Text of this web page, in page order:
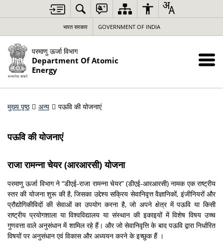
भारत सरकार GOVERNMENT OF INDIA
परमाणु ऊर्जा विभाग
Department Of Atomic
Energy
मुख्य पृष्ठ अन्य पऊवि की योजनाएं
पऊवि की योजनाएं
राजा रामन्ना चेयर (आरआरसी) योजना
परमाणु ऊर्जा विभाग ने “डीएई-राजा रामन्ना चेयर” (डीएई-आरआरसी) नामक एक राष्ट्रीय
स्तर की योजना शुरू की है, जिसका उद्देश्य सक्रिय सेवानिवृत्त वैज्ञानिकों, इंजीनियरों और
प्रौद्योगिकीविदों की सेवाओं का उपयोग करना है, जो अपने क्षेत्र में पऊवि या किसी
राष्ट्रीय प्रयोगशाला या विश्वविद्यालय या संस्थान की इकाइयों में विशेष विषय उच्च
गुणवत्ता वाले अनुसंधान में शामिल रहे हैं। और जो सेवानिवृत्ति के बाद पऊवि द्वारा निर्धारित
विषयों पर अनुसंधान एवं विकास और अध्ययन करने के इच्छुक हैं ।